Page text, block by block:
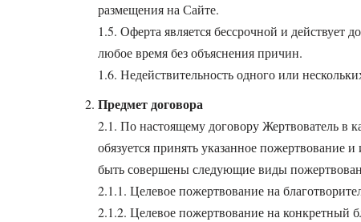
размещения на Сайте.
1.5. Оферта является бессрочной и
любое время без объяснения причин.
1.6. Недействительность одного или
Предмет договора
2.1. По настоящему договору Жертвователь в
обязуется принять указанное пожертвование
быть совершены следующие виды
2.1.1. Целевое пожертвование на
2.1.2. Целевое пожертвование на конкретный